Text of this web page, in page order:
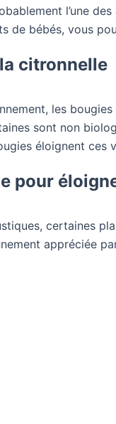
l’une
de bébés, vous
citronnelle
les
sont non
éloignent ces
pour
certaines
appréciée